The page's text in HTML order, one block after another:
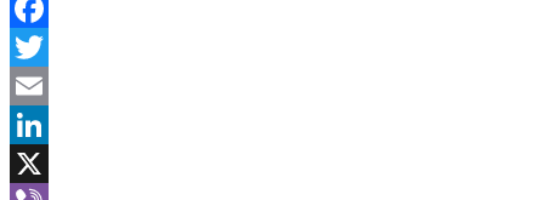
Messenger
Facebook
Twitter
Email
LinkedIn